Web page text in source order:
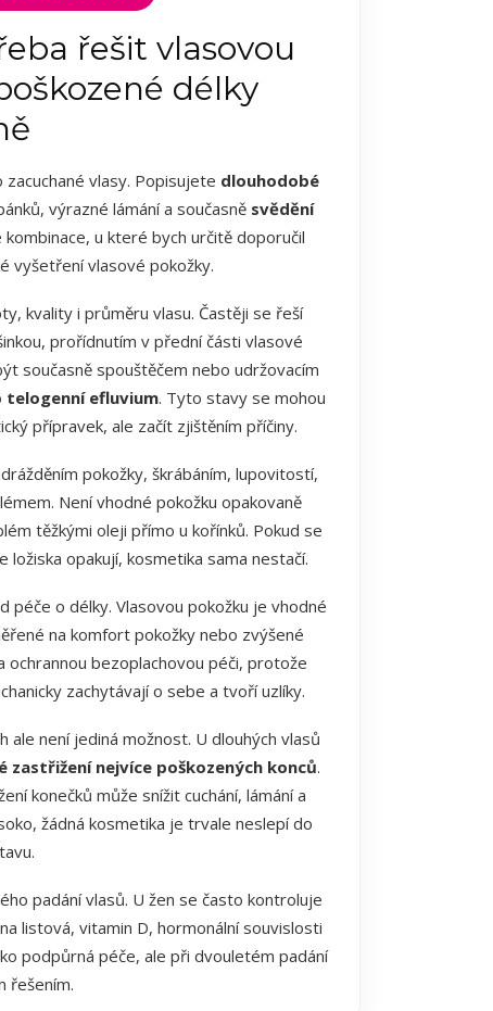
řešit vlasovou
délky
vlasy. Popisujete dlouhodobé
výrazné lámání a současně svědění
kombinace, u které bych určitě doporučil
vyšetření vlasové pokožky.
kvality i průměru vlasu. Častěji se řeší
prořídnutím v přední části vlasové
současně spouštěčem nebo udržovacím
telogenní efluvium. Tyto stavy se mohou
přípravek, ale začít zjištěním příčiny.
pokožky, škrábáním, lupovitostí,
Není vhodné pokožku opakovaně
těžkými oleji přímo u kořínků. Pokud se
opakují, kosmetika sama nestačí.
péče o délky. Vlasovou pokožku je vhodné
na komfort pokožky nebo zvýšené
ochrannou bezoplachovou péči, protože
zachytávají o sebe a tvoří uzlíky.
není jediná možnost. U dlouhých vlasů
zastřižení nejvíce poškozených konců.
konečků může snížit cuchání, lámání a
žádná kosmetika je trvale neslepí do
padání vlasů. U žen se často kontroluje
listová, vitamin D, hormonální souvislosti
podpůrná péče, ale při dvouletém padání
řešením.